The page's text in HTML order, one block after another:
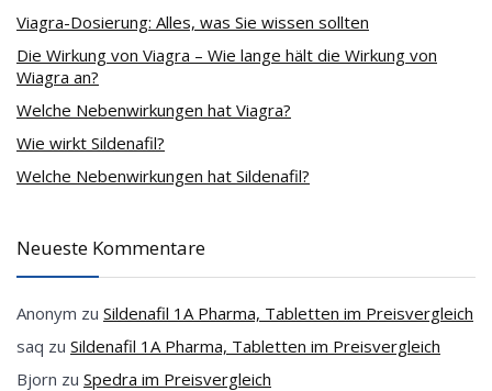
Viagra-Dosierung: Alles, was Sie wissen sollten
Die Wirkung von Viagra – Wie lange hält die Wirkung von
Wiagra an?
Welche Nebenwirkungen hat Viagra?
Wie wirkt Sildenafil?
Welche Nebenwirkungen hat Sildenafil?
Neueste Kommentare
Anonym zu Sildenafil 1A Pharma, Tabletten im Preisvergleich
saq zu Sildenafil 1A Pharma, Tabletten im Preisvergleich
Bjorn zu Spedra im Preisvergleich